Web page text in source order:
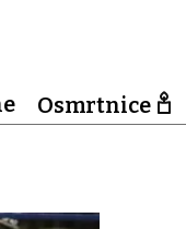
Osmrtnice